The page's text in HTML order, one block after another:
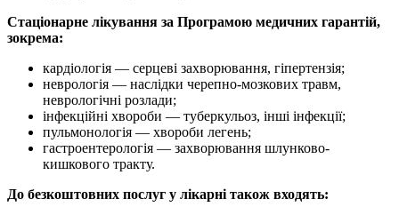
Стаціонарне лікування за Програмою медичних гарантій,
зокрема:
кардіологія — серцеві захворювання, гіпертензія;
неврологія — наслідки черепно-мозкових травм,
неврологічні розлади;
інфекційні хвороби — туберкульоз, інші інфекції;
пульмонологія — хвороби легень;
гастроентерологія — захворювання шлунково-
кишкового тракту.
До безкоштовних послуг у лікарні також входять: